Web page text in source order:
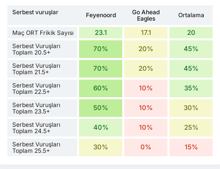
Serbest vuruşlar Feyenoord
Go Ahead
Eagles
Ortalama
Maç ORT Frikik Sayısı 23.1 17.1 20
Serbest Vuruşları
Toplam 20.5+
70% 20% 45%
Serbest Vuruşları
Toplam 21.5+
70% 20% 45%
Serbest Vuruşları
Toplam 22.5+
60% 10% 35%
Serbest Vuruşları
Toplam 23.5+
50% 10% 30%
Serbest Vuruşları
Toplam 24.5+
40% 10% 25%
Serbest Vuruşları
Toplam 25.5+
30% 0% 15%